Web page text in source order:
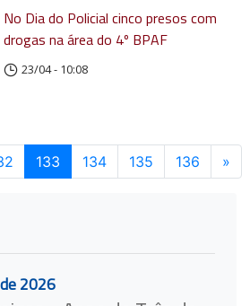
No Dia do Policial cinco presos com
drogas na área do 4º BPAF
23/04 - 10:08
133 (atual)
134 135 136 »
2026